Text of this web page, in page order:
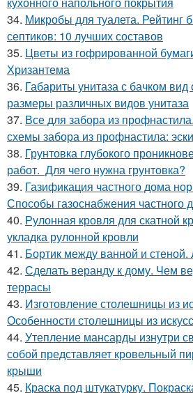
34. Микробы для туалета. Рейтинг
септиков: 10 лучших составов
35. Цветы из гофрированной
Хризантема
36. Габариты унитаза с бачком
размеры различных видов унитаза
37. Все для забора из
схемы забора из профнастила:
38. Грунтовка глубокого
работ. Для чего нужна грунтовка?
39. Газификация частного дома
Способы газоснабжения частного
40. Рулонная кровля для скатной
укладка рулонной кровли
41. Бортик между ванной и стеной.
42. Сделать веранду к дому. Чем
террасы
43. Изготовление столешницы из
Особенности столешницы из
44. Утепление мансарды изнутри
собой представляет кровельный
крыши
45. Краска под штукатурку.